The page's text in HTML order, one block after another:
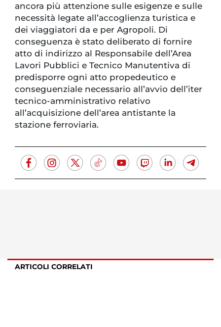
ancora più attenzione sulle esigenze e sulle
necessità legate all’accoglienza turistica e
dei viaggiatori da e per Agropoli. Di
conseguenza è stato deliberato di fornire
atto di indirizzo al Responsabile dell’Area
Lavori Pubblici e Tecnico Manutentiva di
predisporre ogni atto propedeutico e
conseguenziale necessario all’avvio dell’iter
tecnico-amministrativo relativo
all’acquisizione dell’area antistante la
stazione ferroviaria.
ARTICOLI CORRELATI